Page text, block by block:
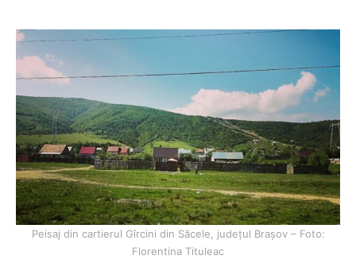
Peisaj din cartierul Gîrcini din Săcele, județul Brașov – Foto:
Florentina Tituleac